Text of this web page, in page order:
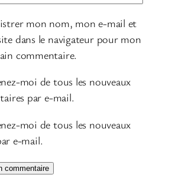
mon nom, mon e-mail et
dans le navigateur pour mon
commentaire.
moi de tous les nouveaux
par e-mail.
moi de tous les nouveaux
e-mail.